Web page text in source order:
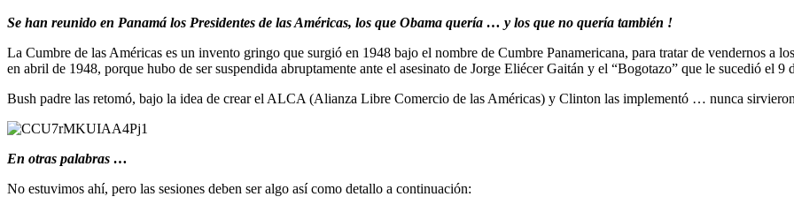
Se han reunido en Panamá los Presidentes de las Américas, los que Obama quería … y los que no quería también !
La Cumbre de las Américas es un invento gringo que surgió en 1948 bajo el nombre de Cumbre Panamericana, para tratar de vendernos a
en abril de 1948, porque hubo de ser suspendida abruptamente ante el asesinato de Jorge Eliécer Gaitán y el “Bogotazo” que le sucedió el 9
Bush padre las retomó, bajo la idea de crear el ALCA (Alianza Libre Comercio de las Américas) y Clinton las implementó … nunca
En otras palabras …
No estuvimos ahí, pero las sesiones deben ser algo así como detallo a continuación: